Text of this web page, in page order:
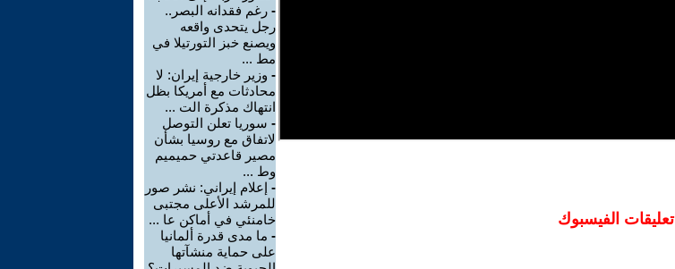
تعليقات الفيسبوك
- رغم فقدانه البصر..
رجل يتحدى واقعه
ويصنع خبز التورتيلا في
مط ...
- وزير خارجية إيران: لا
محادثات مع أمريكا بظل
انتهاك مذكرة الت ...
- سوريا تعلن التوصل
لاتفاق مع روسيا بشأن
مصير قاعدتي حميميم
وط ...
- إعلام إيراني: نشر صور
للمرشد الأعلى مجتبى
خامنئي في أماكن عا ...
- ما مدى قدرة ألمانيا
على حماية منشآتها